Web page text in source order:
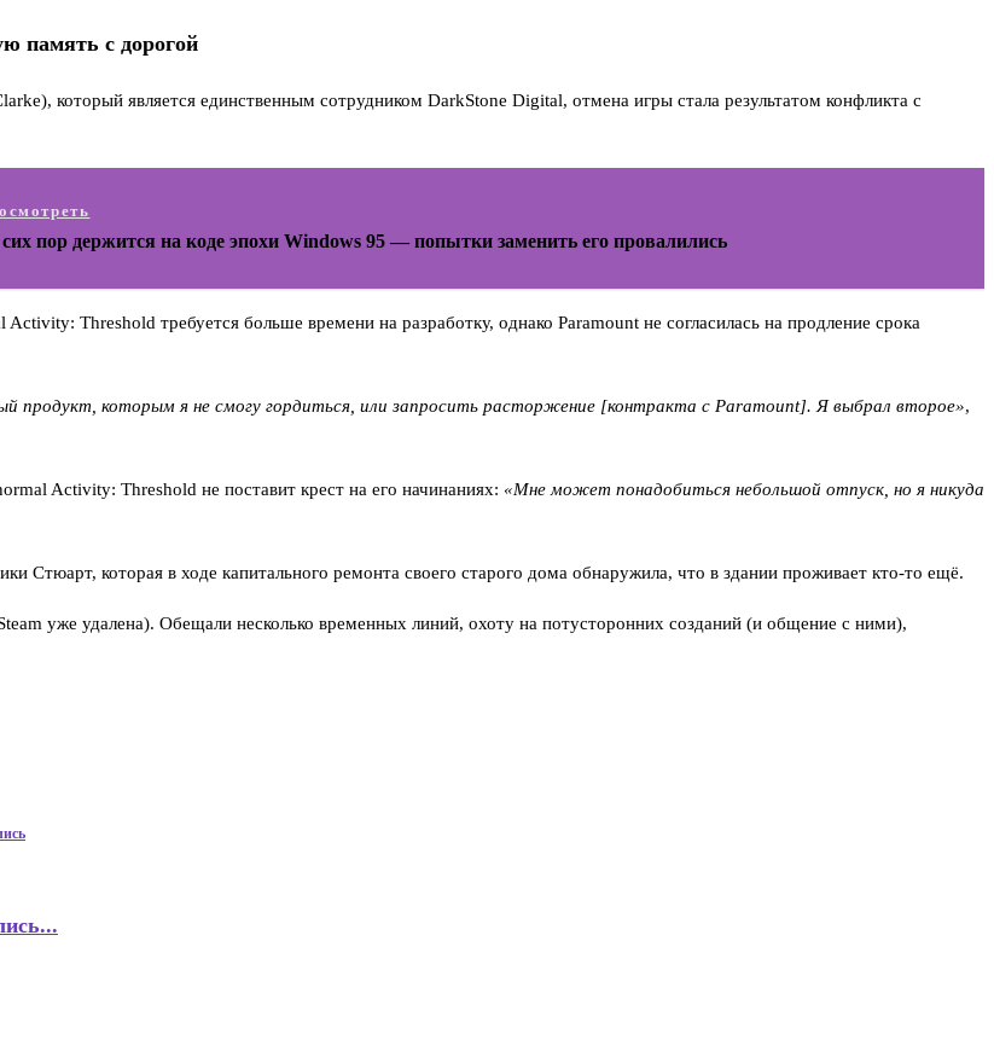
память с дорогой
который является единственным сотрудником DarkStone Digital, отмена игры стала результатом конфликта с
пор держится на коде эпохи Windows 95 — попытки заменить его провалились
Threshold требуется больше времени на разработку, однако Paramount не согласилась на продление срока
продукт, которым я не смогу гордиться, или запросить расторжение [контракта с Paramount]. Я выбрал второе»,
Activity: Threshold не поставит крест на его начинаниях: «Мне может понадобиться небольшой отпуск, но я никуда
Стюарт, которая в ходе капитального ремонта своего старого дома обнаружила, что в здании проживает кто-то ещё.
уже удалена). Обещали несколько временных линий, охоту на потусторонних созданий (и общение с ними),